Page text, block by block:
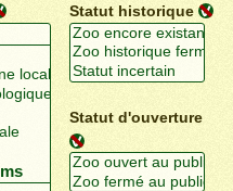
Statut historique
Statut d'ouverture